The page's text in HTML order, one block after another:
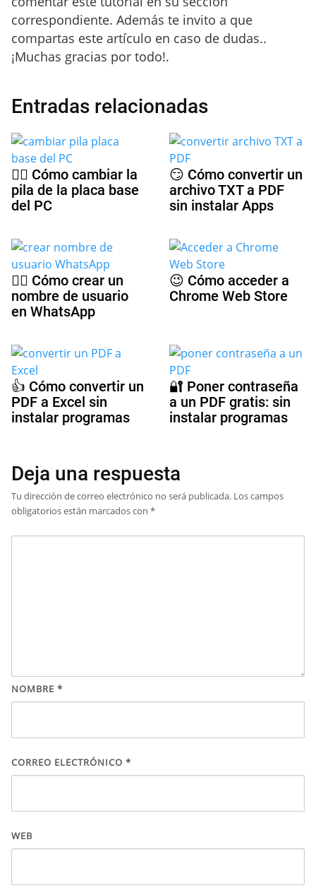
correspondiente. Además te invito a que
compartas este artículo en caso de dudas..
¡Muchas gracias por todo!.
Entradas relacionadas
🤷‍♀️ Cómo cambiar la
pila de la placa base
del PC
😏 Cómo convertir un
archivo TXT a PDF
sin instalar Apps
🕵️‍♀️ Cómo crear un
nombre de usuario
en WhatsApp
😉 Cómo acceder a
Chrome Web Store
👍 Cómo convertir un
PDF a Excel sin
instalar programas
🔐 Poner contraseña
a un PDF gratis: sin
instalar programas
Deja una respuesta
Tu dirección de correo electrónico no será publicada. Los campos
obligatorios están marcados con *
NOMBRE *
CORREO ELECTRÓNICO *
WEB